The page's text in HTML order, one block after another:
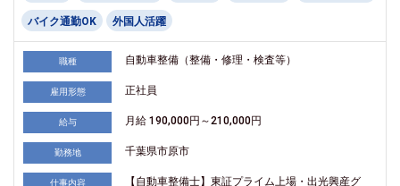
バイク通勤OK 外国人活躍
職種 自動車整備（整備・修理・検査等）
雇用形態 正社員
給与 月給 190,000円～210,000円
勤務地 千葉県市原市
仕事内容
【自動車整備士】東証プライム上場・出光興産グ